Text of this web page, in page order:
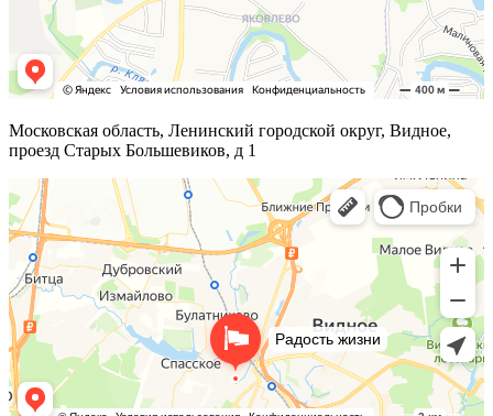
Московская область, Ленинский городской округ, Видное,
проезд Старых Большевиков, д 1